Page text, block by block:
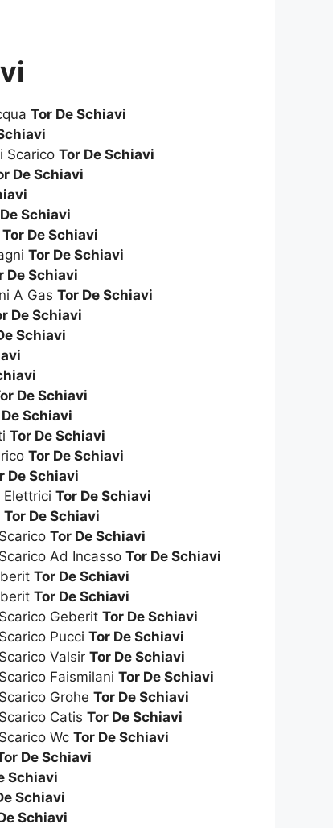
Tor De Schiavi
ScaricoTor De Schiavi
De Schiavi
Schiavi
Tor De Schiavi
Tor De Schiavi
De Schiavi
A GasTor De Schiavi
De Schiavi
Schiavi
De Schiavi
Schiavi
Tor De Schiavi
Tor De Schiavi
De Schiavi
ElettriciTor De Schiavi
Tor De Schiavi
Tor De Schiavi
Ad IncassoTor De Schiavi
Tor De Schiavi
Tor De Schiavi
GeberitTor De Schiavi
PucciTor De Schiavi
ValsirTor De Schiavi
FaismilaniTor De Schiavi
GroheTor De Schiavi
CatisTor De Schiavi
WcTor De Schiavi
De Schiavi
Schiavi
Schiavi
Schiavi